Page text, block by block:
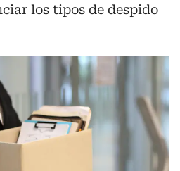
los tipos de despido